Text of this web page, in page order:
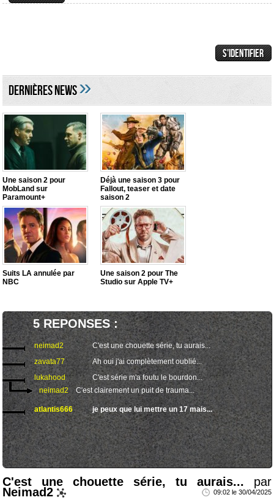
DERNIÈRES NEWS»
Une saison 2 pour
MobLand sur
Paramount+
Déjà une saison 3 pour
Fallout, teaser et date
saison 2
Suits LA annulée par
NBC
Une saison 2 pour The
Studio sur Apple TV+
5 REPONSES :
neimad2
C'est une chouette série, tu aurais...
zavata77
Ah oui j'ai complètement oublié...
lukahood
C'est série m'a foutu le bourdon...
neimad2
C'est clairement un puit de trauma...
atlantis666 je peux que lui mettre un 17 mais...
C'est une chouette série, tu aurais... par
Neimad2 09:02 le 30/04/2025